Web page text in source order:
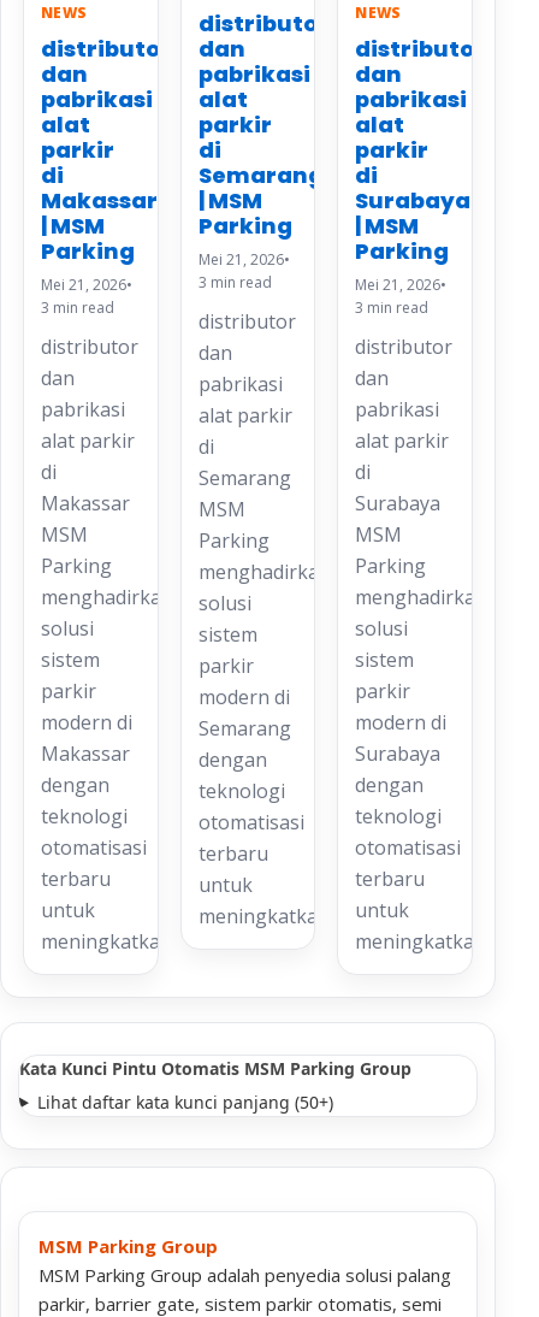
NEWS
distributor
dan
pabrikasi
alat
parkir
di
Makassar
| MSM
Parking
Mei 21, 2026•
3 min read
distributor
dan
pabrikasi
alat parkir
di
Makassar
MSM
Parking
menghadirkan
solusi
sistem
parkir
modern di
Makassar
dengan
teknologi
otomatisasi
terbaru
untuk
meningkatkan…
distributor
dan
pabrikasi
alat
parkir
di
Semarang
| MSM
Parking
Mei 21, 2026•
3 min read
distributor
dan
pabrikasi
alat parkir
di
Semarang
MSM
Parking
menghadirkan
solusi
sistem
parkir
modern di
Semarang
dengan
teknologi
otomatisasi
terbaru
untuk
meningkatkan…
NEWS
distributor
dan
pabrikasi
alat
parkir
di
Surabaya
| MSM
Parking
Mei 21, 2026•
3 min read
distributor
dan
pabrikasi
alat parkir
di
Surabaya
MSM
Parking
menghadirkan
solusi
sistem
parkir
modern di
Surabaya
dengan
teknologi
otomatisasi
terbaru
untuk
meningkatkan…
Kata Kunci Pintu Otomatis MSM Parking Group
Lihat daftar kata kunci panjang (50+)
MSM Parking Group
MSM Parking Group adalah penyedia solusi palang
parkir, barrier gate, sistem parkir otomatis, semi